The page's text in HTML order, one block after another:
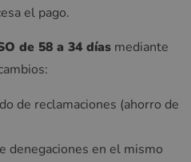
el pago.
de 58 a 34 días mediante
de reclamaciones (ahorro de
denegaciones en el mismo